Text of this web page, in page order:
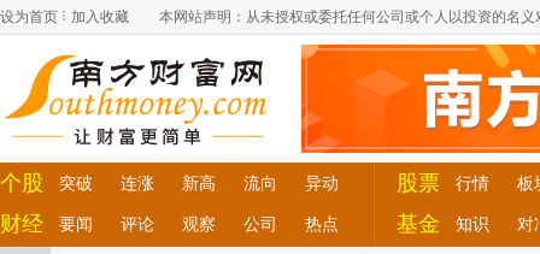
设为首页 加入收藏 本网站声明：从未授权或委托任何公司或个人以投资的名
个股 突破 连涨 新高 流向 异动
财经 要闻 评论 观察 公司 热点
股票 行情 板
基金 知识 对